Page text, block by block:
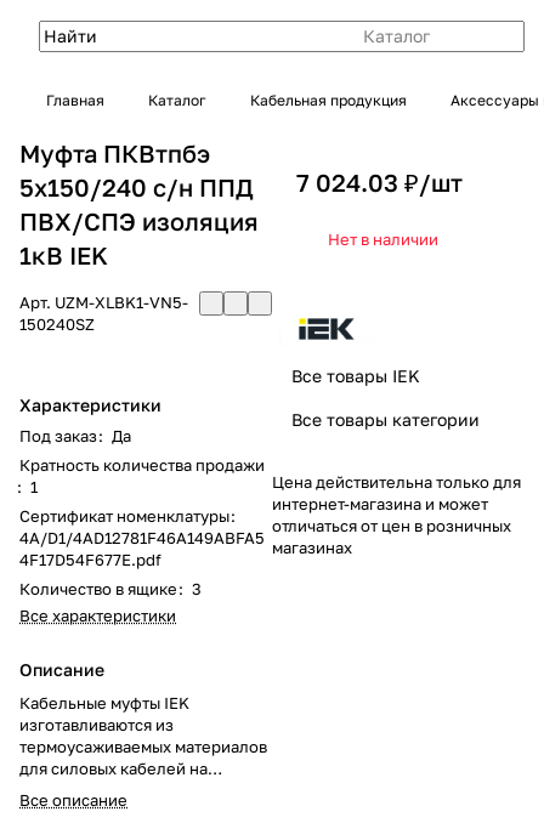
Каталог
Главная Каталог Кабельная продукция Аксессуары
Муфта ПКВтпбэ
5х150/240 с/н ППД
ПВХ/СПЭ изоляция
1кВ IEK
Арт. UZM-XLBK1-VN5-
150240SZ
Характеристики
Под заказ: Да
Кратность количества продажи
: 1
Сертификат номенклатуры:
4A/D1/4AD12781F46A149ABFA5
4F17D54F677E.pdf
Количество в ящике: 3
Все характеристики
Описание
Кабельные муфты IEK
изготавливаются из
термоусаживаемых материалов
для силовых кабелей на
напряжение до 1 кВ с
различными типами защитного
Все описание
7 024.03 ₽/шт
Нет в наличии
Все товары IEK
Все товары категории
Цена действительна только для
интернет-магазина и может
отличаться от цен в розничных
магазинах